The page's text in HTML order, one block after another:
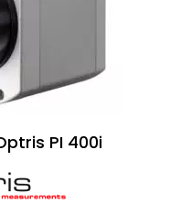
PI 400i